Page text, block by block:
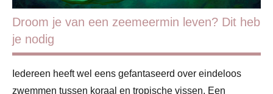
Droom je van een zeemeermin leven? Dit heb
je nodig
Iedereen heeft wel eens gefantaseerd over eindeloos
zwemmen tussen koraal en tropische vissen. Een